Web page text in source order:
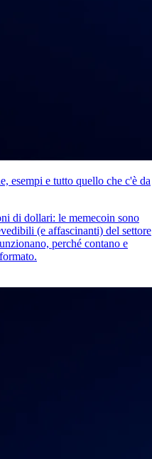
esempi e tutto quello che c'è da
di dollari: le memecoin sono
(e affascinanti) del settore
perché contano e